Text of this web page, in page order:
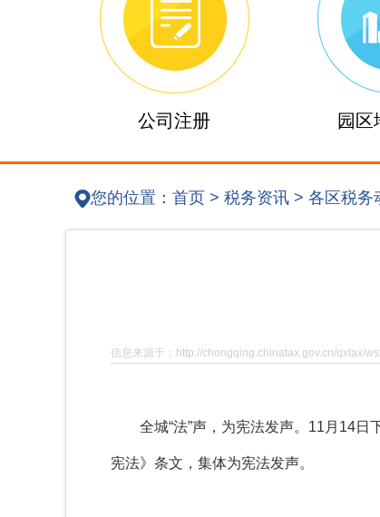
公司注册 园区
您的位置： 首页 > 税务资讯 > 各区税务
信息来源于：http://chongqing.chinatax.gov.cn/qxtax/
全城“法”声，为宪法发声。11月14日下
宪法》条文，集体为宪法发声。